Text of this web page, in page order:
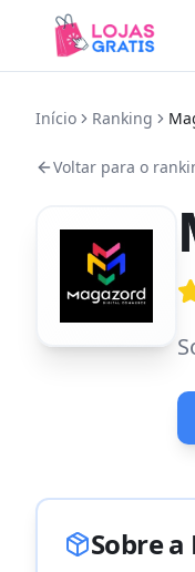
Início Ranking
Voltar para o
Sobre